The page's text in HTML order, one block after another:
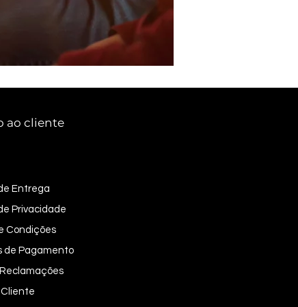
ao cliente
Entrega
Privacidade
Condições
de Pagamento